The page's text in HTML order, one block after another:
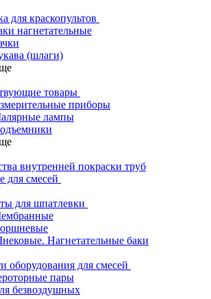
для краскопультов
нагнетательные
(шлаги)
товары
приборы
лампы
внутренней покраски труб
для смесей
для шпатлевки
Нагнетательные баки
оборудования для смесей
пары
безвоздушных